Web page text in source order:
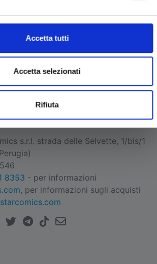
Accetta tutti
Accetta selezionati
Rifiuta
€ 34,90
s.r.l. strada delle Selvette, 1/bis/1
8353 - per informazioni
, per informazioni sugli acquisti